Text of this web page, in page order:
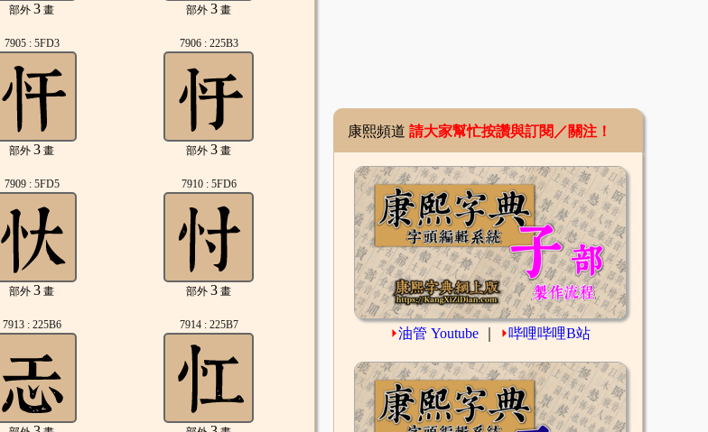
部外3 畫 部外3 畫
7905 : 5FD3
部外3 畫
7906 : 225B3
部外3 畫
7909 : 5FD5
部外3 畫
7910 : 5FD6
部外3 畫
7913 : 225B6 7914 : 225B7
康熙頻道 請大家幫忙按讚與訂閱／關注！
⏵油管 Youtube ⏵哔哩哔哩B站